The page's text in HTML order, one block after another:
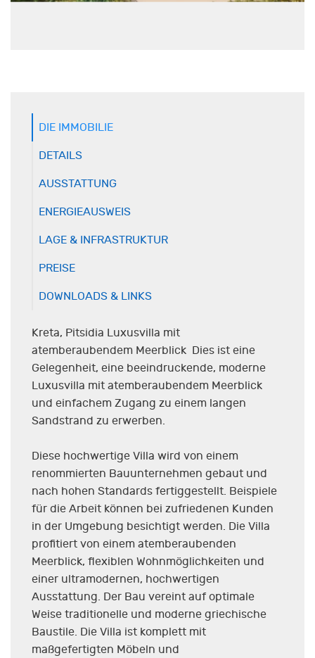
DIE IMMOBILIE
DETAILS
AUSSTATTUNG
ENERGIEAUSWEIS
LAGE & INFRASTRUKTUR
PREISE
DOWNLOADS & LINKS
Kreta, Pitsidia Luxusvilla mit
atemberaubendem Meerblick Dies ist eine
Gelegenheit, eine beeindruckende, moderne
Luxusvilla mit atemberaubendem Meerblick
und einfachem Zugang zu einem langen
Sandstrand zu erwerben.
Diese hochwertige Villa wird von einem
renommierten Bauunternehmen gebaut und
nach hohen Standards fertiggestellt. Beispiele
für die Arbeit können bei zufriedenen Kunden
in der Umgebung besichtigt werden. Die Villa
profitiert von einem atemberaubenden
Meerblick, flexiblen Wohnmöglichkeiten und
einer ultramodernen, hochwertigen
Ausstattung. Der Bau vereint auf optimale
Weise traditionelle und moderne griechische
Baustile. Die Villa ist komplett mit
maßgefertigten Möbeln und